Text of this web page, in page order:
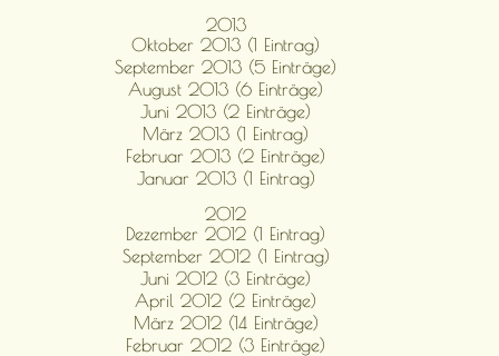
2013
Oktober 2013 (1 Eintrag)
September 2013 (5 Einträge)
August 2013 (6 Einträge)
Juni 2013 (2 Einträge)
März 2013 (1 Eintrag)
Februar 2013 (2 Einträge)
Januar 2013 (1 Eintrag)
2012
Dezember 2012 (1 Eintrag)
September 2012 (1 Eintrag)
Juni 2012 (3 Einträge)
April 2012 (2 Einträge)
März 2012 (14 Einträge)
Februar 2012 (3 Einträge)